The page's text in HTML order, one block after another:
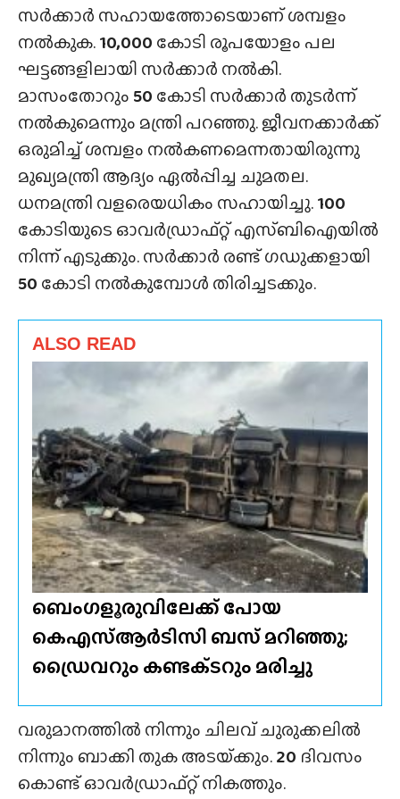
സർക്കാർ സഹായത്തോടെയാണ് ശമ്പളം
നൽകുക.10,000 കോടി രൂപയോളം പല
ഘട്ടങ്ങളിലായി സർക്കാർ നൽകി.
മാസംതോറും 50 കോടി സർക്കാർ തുടർന്ന്
നൽകുമെന്നും മന്ത്രി പറഞ്ഞു. ജീവനക്കാർക്ക്
ഒരുമിച്ച് ശമ്പളം നൽകണമെന്നതായിരുന്നു
മുഖ്യമന്ത്രി ആദ്യം ഏൽപ്പിച്ച ചുമതല.
ധനമന്ത്രി വളരെയധികം സഹായിച്ചു.100
കോടിയുടെ ഓവർഡ്രാഫ്റ്റ്‌ എസ്ബിഐയിൽ
നിന്ന് എടുക്കും. സർക്കാർ രണ്ട് ഗഡുക്കളായി
50 കോടി നൽകുമ്പോൾ തിരിച്ചടക്കും.
ALSO READ
ബെംഗളൂരുവിലേക്ക് പോയ
കെഎസ്ആർടിസി ബസ് മറിഞ്ഞു;
ഡ്രൈവറും കണ്ടക്‌ടറും മരിച്ചു
വരുമാനത്തിൽ നിന്നും ചിലവ് ചുരുക്കലിൽ
നിന്നും ബാക്കി തുക അടയ്‌ക്കും.20 ദിവസം
കൊണ്ട് ഓവർഡ്രാഫ്റ്റ്‌ നികത്തും.